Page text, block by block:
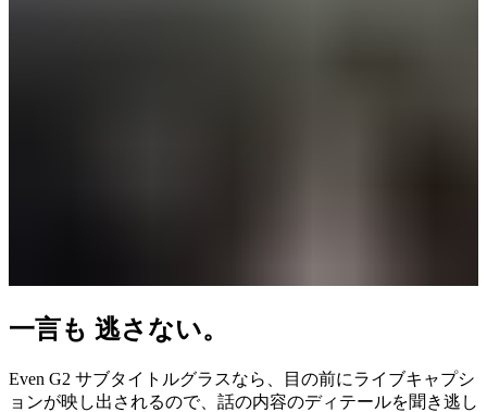
一言も 逃さない。
Even G2 サブタイトルグラスなら、目の前にライブキャプシ
ョンが映し出されるので、話の内容のディテールを聞き逃し